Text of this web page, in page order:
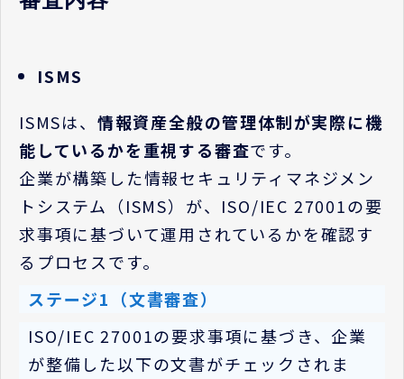
ISMS
ISMSは、 情報資産全般の管理体制が実際に機
能しているかを重視する審査です。
企業が構築した情報セキュリティマネジメン
トシステム（ISMS）が、 ISO/IEC 27001の要
求事項に基づいて運用されているかを確認す
るプロセスです。
ステージ1（文書審査）
ISO/IEC 27001の要求事項に基づき、企業
が整備した以下の文書がチェックされま